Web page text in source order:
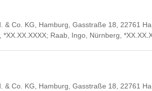
& Co. KG, Hamburg, Gasstraße 18, 22761
Raab, Ingo, Nürnberg,
& Co. KG, Hamburg, Gasstraße 18, 22761